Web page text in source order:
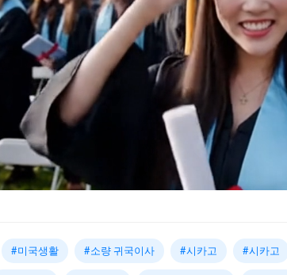
#미국생활 #소량 귀국이사 #시카고 #시카고